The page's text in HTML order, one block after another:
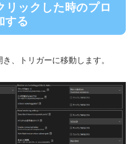
リックした時のプロ
する
、トリガーに移動します。